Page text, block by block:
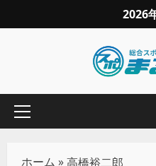
2026
ホーム »高橋裕二郎